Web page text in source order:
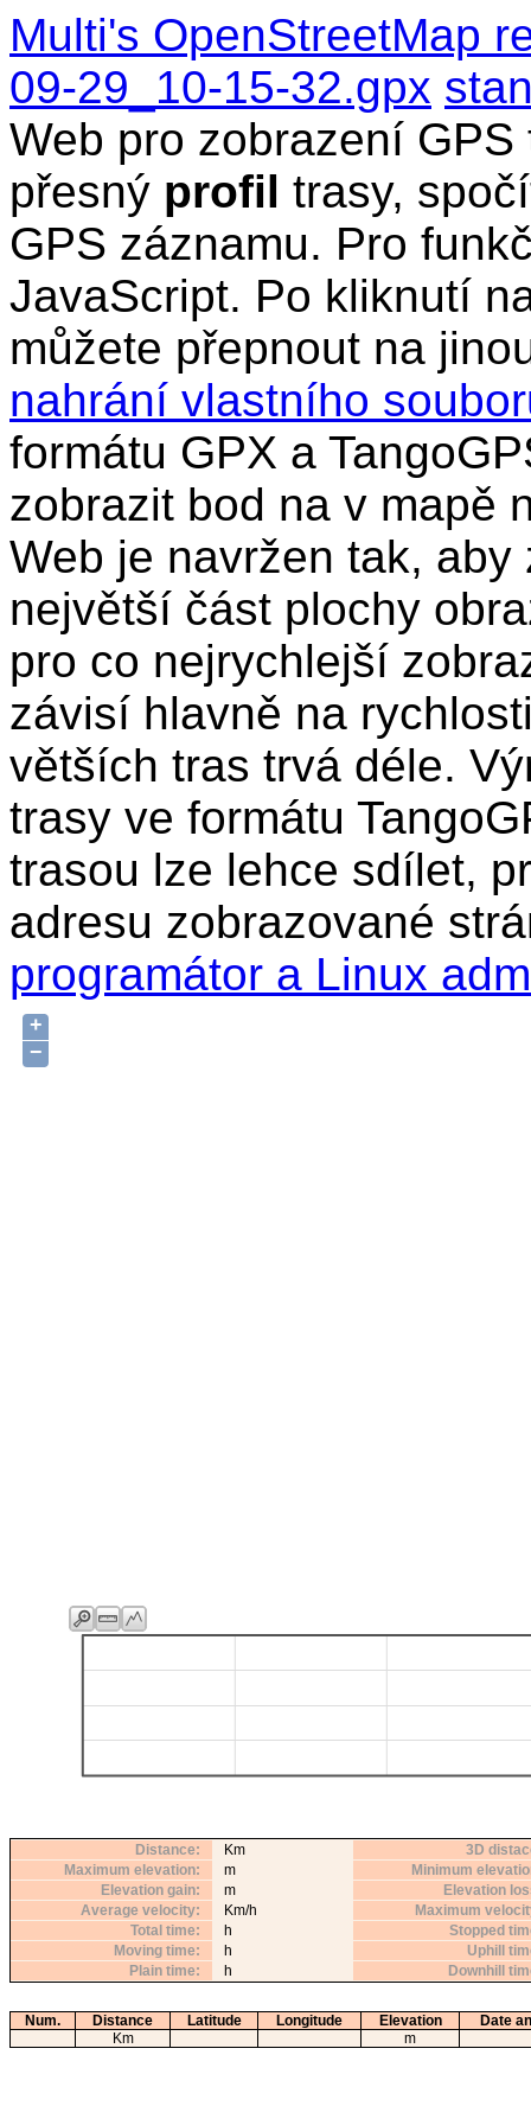
Multi's OpenStreetMap
09-29_10-15-32.gpx
Web pro zobrazení
přesný profil trasy,
GPS záznamu. Pro
JavaScript. Po kliknutí
můžete přepnout na
nahrání vlastního
formátu GPX a
zobrazit bod na v mapě
Web je navržen tak,
největší část plochy
pro co nejrychlejší
závisí hlavně na
větších tras trvá déle.
trasy ve formátu
trasou lze lehce sdílet,
adresu zobrazované
programátor a Linux
+
−
Distance
Km
Maximum elevation
m
Elevation gain
m
Average velocity
Km/h
Total time
h
Moving time
h
Plain time
h
3D
Minimum
Elevation
Maximum
Stopped
Uphill
Downhill
Num. Distance Latitude Longitude Elevation
Date
Km
m